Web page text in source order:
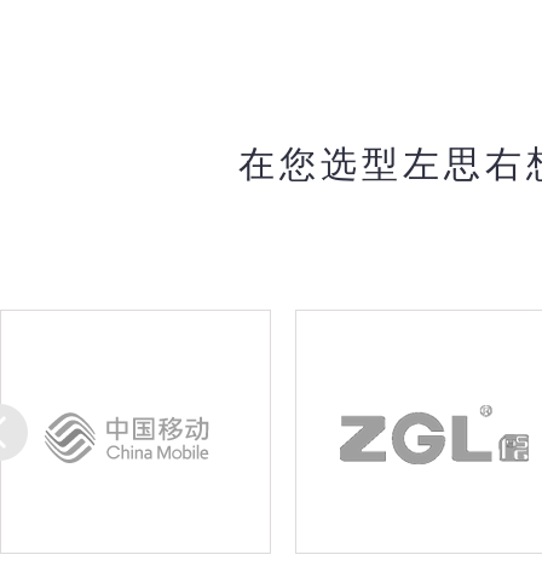
在您选型左思